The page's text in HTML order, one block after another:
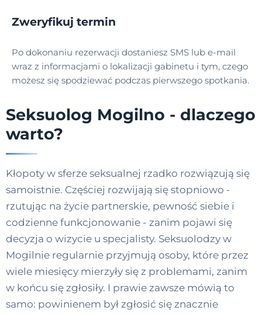
Zweryfikuj termin
Po dokonaniu rezerwacji dostaniesz SMS lub e-mail
wraz z informacjami o lokalizacji gabinetu i tym, czego
możesz się spodziewać podczas pierwszego spotkania.
Seksuolog Mogilno - dlaczego
warto?
Kłopoty w sferze seksualnej rzadko rozwiązują się
samoistnie. Częściej rozwijają się stopniowo -
rzutując na życie partnerskie, pewność siebie i
codzienne funkcjonowanie - zanim pojawi się
decyzja o wizycie u specjalisty. Seksuolodzy w
Mogilnie regularnie przyjmują osoby, które przez
wiele miesięcy mierzyły się z problemami, zanim
w końcu się zgłosiły. I prawie zawsze mówią to
samo: powinienem był zgłosić się znacznie